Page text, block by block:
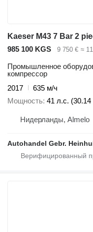
Kaeser M43 7 Bar 2
985 100 KGS
9 750 € ≈
Промышленное
компрессор
2017
635 м/ч
Мощность 41 л.с. (30.14
Нидерланды, Almelo
Autohandel Gebr.